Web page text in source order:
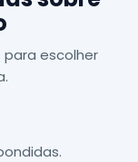
escolher